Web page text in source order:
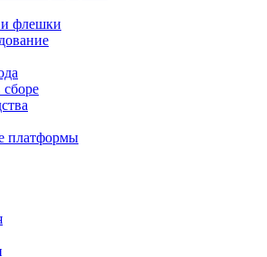
флешки
платформы